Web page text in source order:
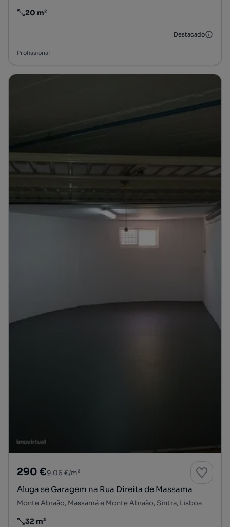
Preço por metro quadrado
20 m²
Destacado
Profissional
290 €9,06 €/m²
Aluga se Garagem na Rua Direita de Massama
Monte Abraão, Massamá e Monte Abraão, Sintra, Lisboa
32 m²